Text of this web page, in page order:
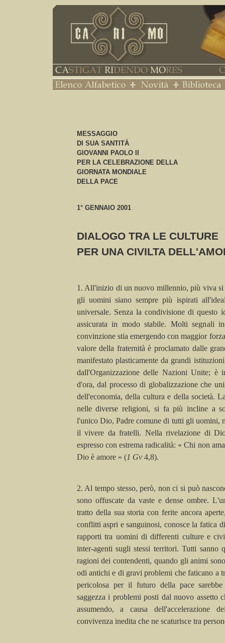
MESSAGGIO
DI SUA SANTITÀ
GIOVANNI PAOLO II
PER LA CELEBRAZIONE DELLA
GIORNATA MONDIALE
DELLA PACE
1° GENNAIO 2001
DIALOGO TRA LE CULTURE
PER UNA CIVILTA
1. All'inizio di un nuovo millennio, più viva si
gli uomini siano sempre più ispirati
universale. Senza la condivisione di questo
assicurata in modo stabile. Molti segnali
convinzione stia emergendo con maggior
valore della fraternità è proclamato dalle
manifestato plasticamente da grandi
dall'Organizzazione delle Nazioni Unite; è
d'ora, dal processo di globalizzazioneche
dell'economia, della cultura e della società.
nelle diverse religioni, si fa più incline a
l'unico Dio, Padre comune di tutti gli uomini,
il vivere da fratelli. Nella rivelazione di
espresso con estrema radicalità: « Chi non
Dio è amore » (1 Gv 4,8).
2. Al tempo stesso, però, non ci si può
sono offuscate da vaste e dense ombre.
tratto della sua storia con ferite ancora
conflitti aspri e sanguinosi, conosce la fatica
rapporti tra uomini di differenti culture e
inter-agenti sugli stessi territori. Tutti sanno
ragioni dei contendenti, quando gli animi
odi antichi e di gravi problemi che faticano a
pericolosa per il futuro della pace
saggezza i problemi posti dal nuovo assetto
assumendo, a causa dell'accelerazione
convivenza inedita che ne scaturisce tra